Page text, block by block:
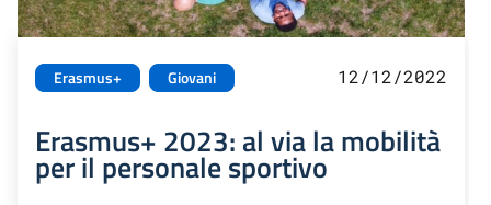
Erasmus+ Giovani 12/12/2022
Erasmus+ 2023: al via la mobilità
per il personale sportivo